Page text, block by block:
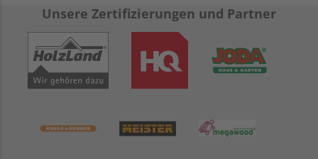
Unsere Zertifizierungen und Partner